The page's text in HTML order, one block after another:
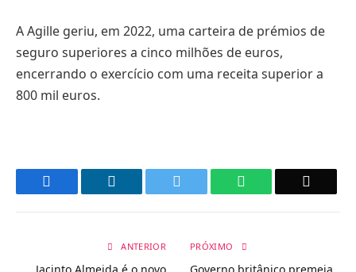
A Agille geriu, em 2022, uma carteira de prémios de
seguro superiores a cinco milhões de euros,
encerrando o exercício com uma receita superior a
800 mil euros.
WhatsApp
ANTERIOR PRÓXIMO